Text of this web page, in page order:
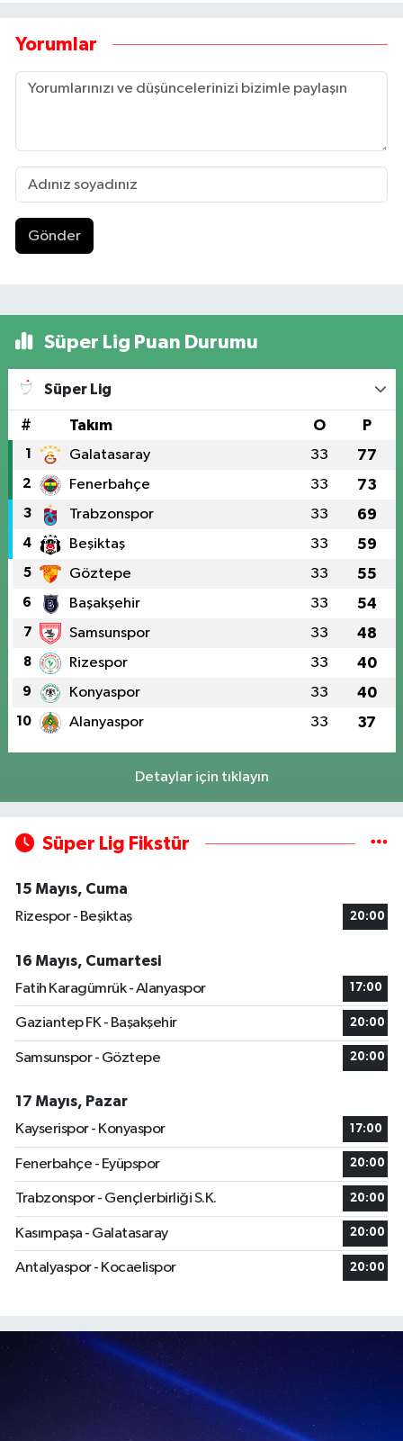
Yorumlar
Gönder
Süper Lig Puan Durumu
Süper Lig
# Takım O P
1 Galatasaray 33 77
2 Fenerbahçe 33 73
3 Trabzonspor 33 69
4 Beşiktaş 33 59
5 Göztepe 33 55
6 Başakşehir 33 54
7 Samsunspor 33 48
8 Rizespor 33 40
9 Konyaspor 33 40
10 Alanyaspor 33 37
Detaylar için tıklayın
Süper Lig Fikstür
15 Mayıs, Cuma
Rizespor - Beşiktaş
20:00
16 Mayıs, Cumartesi
Fatih Karagümrük - Alanyaspor
17:00
Gaziantep FK - Başakşehir 20:00
Samsunspor - Göztepe 20:00
17 Mayıs, Pazar
Kayserispor - Konyaspor
17:00
Fenerbahçe - Eyüpspor 20:00
Trabzonspor - Gençlerbirliği S.K. 20:00
Kasımpaşa - Galatasaray 20:00
Antalyaspor - Kocaelispor 20:00